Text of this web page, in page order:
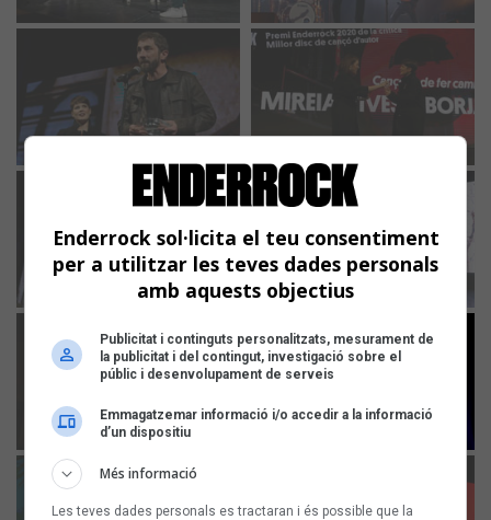
Enderrock sol·licita el teu consentiment
per a utilitzar les teves dades personals
amb aquests objectius
Publicitat i continguts personalitzats, mesurament de
la publicitat i del contingut, investigació sobre el
públic i desenvolupament de serveis
Emmagatzemar informació i/o accedir a la informació
d’un dispositiu
Més informació
Les teves dades personals es tractaran i és possible que la